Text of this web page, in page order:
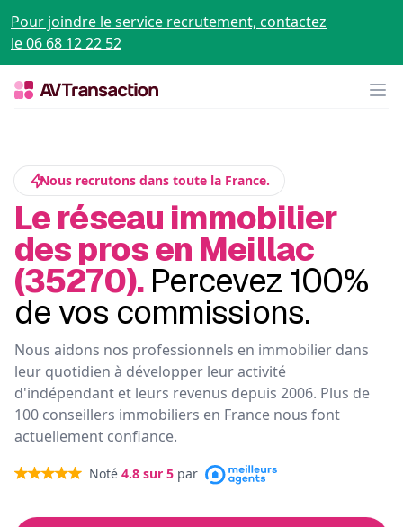
Pour joindre le service recrutement, contactez
le 06 68 12 22 52
Nous recrutons dans toute la France.
Le réseau immobilier
des pros en Meillac
(35270). Percevez 100%
de vos commissions.
Nous aidons nos professionnels en immobilier dans
leur quotidien à développer leur activité
d'indépendant et leurs revenus depuis 2006. Plus de
100 conseillers immobiliers en France nous font
actuellement confiance.
Noté 4.8 sur 5 par